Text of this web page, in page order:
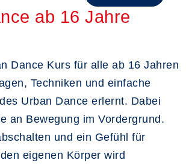
ab 16 Jahre
Dance Kurs für alle ab 16 Jahren
Techniken und einfache
Urban Dance erlernt. Dabei
an Bewegung im Vordergrund.
und ein Gefühl für
eigenen Körper wird